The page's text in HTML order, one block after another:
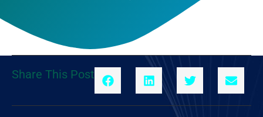
Share This Post